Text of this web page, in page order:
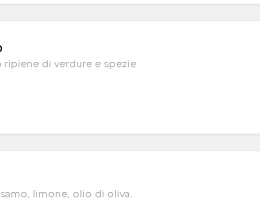
ripiene di verdure e spezie
limone, olio di oliva.